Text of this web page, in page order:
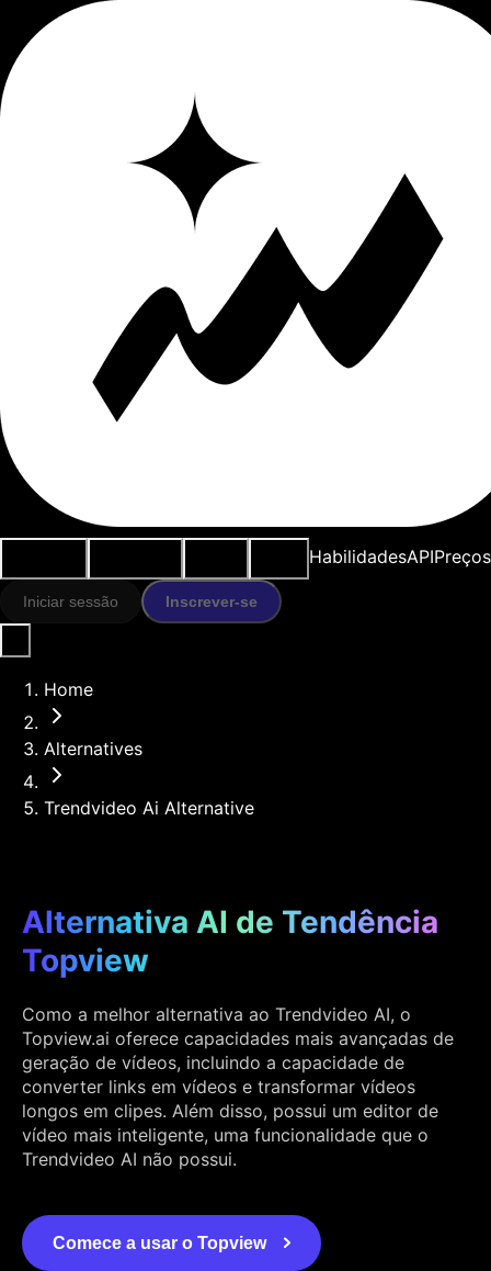
HabilidadesAPIPreços
Iniciar sessão Inscrever-se
Home
Alternatives
Trendvideo Ai Alternative
Alternativa AI de Tendência
Topview
Como a melhor alternativa ao Trendvideo AI, o
Topview.ai oferece capacidades mais avançadas de
geração de vídeos, incluindo a capacidade de
converter links em vídeos e transformar vídeos
longos em clipes. Além disso, possui um editor de
vídeo mais inteligente, uma funcionalidade que o
Trendvideo AI não possui.
Comece a usar o Topview